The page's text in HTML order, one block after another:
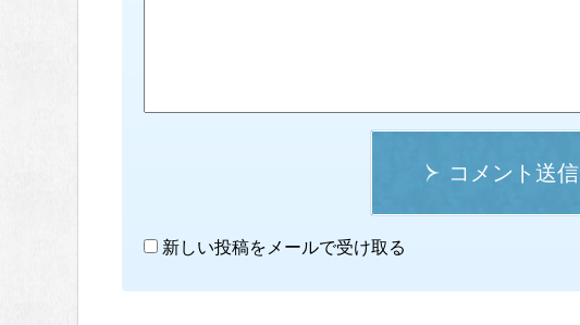
コメント送信
新しい投稿をメールで受け取る